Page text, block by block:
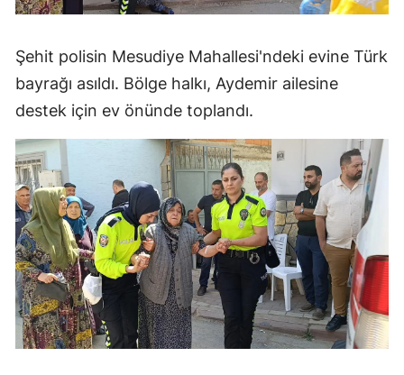
Şehit polisin Mesudiye Mahallesi'ndeki evine Türk
bayrağı asıldı. Bölge halkı, Aydemir ailesine
destek için ev önünde toplandı.